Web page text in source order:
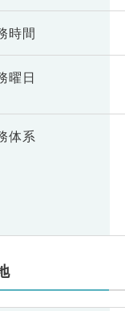
時間
曜日
体系